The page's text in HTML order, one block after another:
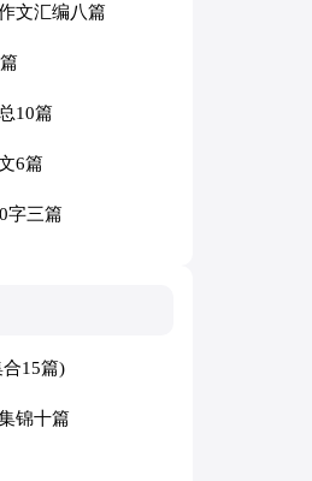
文汇编八篇
10篇
6篇
字三篇
15篇)
锦十篇